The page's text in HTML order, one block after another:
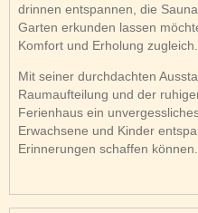
drinnen entspannen, die
Garten erkunden lassen
Komfort und Erholung zugleich.
Mit seiner durchdachten
Raumaufteilung und der
Ferienhaus ein
Erwachsene und Kinder
Erinnerungen schaffen können.